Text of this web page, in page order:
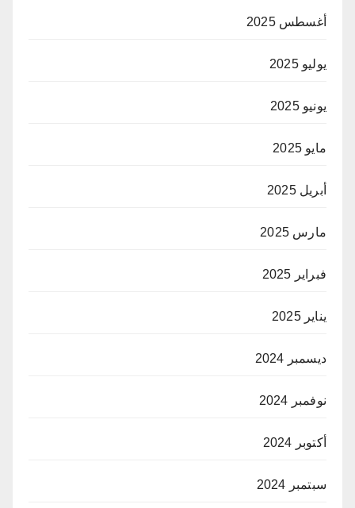
أغسطس 2025
يوليو 2025
يونيو 2025
مايو 2025
أبريل 2025
مارس 2025
فبراير 2025
يناير 2025
ديسمبر 2024
نوفمبر 2024
أكتوبر 2024
سبتمبر 2024